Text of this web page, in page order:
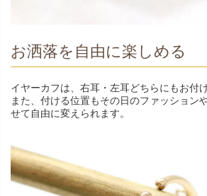
お洒落を自由に楽しめる
イヤーカフは、右耳・左耳どちらにもお付
また、付ける位置もその日のファッション
せて自由に変えられます。